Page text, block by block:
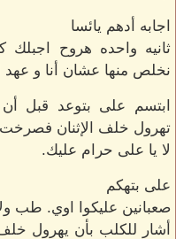
اجابه أدهم يائسا
ثانيه واحده هروح اجبلك
نخلص منها عشان أنا و عهد
ابتسم على بتوعد قبل
تهرول خلف الإثنان فصرخت
لا يا على حرام عليك.
على بتهكم
صعبانين عليكوا اوي. طب
أشار للكلب بأن يهرول